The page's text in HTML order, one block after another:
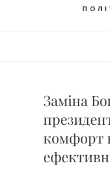
Заміна
комфорт